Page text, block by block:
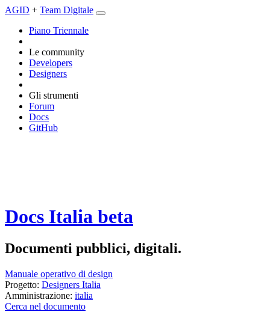
AGID + Team Digitale
Piano Triennale
Le community
Developers
Designers
Gli strumenti
Forum
Docs
GitHub
Docs Italia beta
Documenti pubblici, digitali.
Manuale operativo di design
Progetto: Designers Italia
Amministrazione: italia
Cerca nel documento